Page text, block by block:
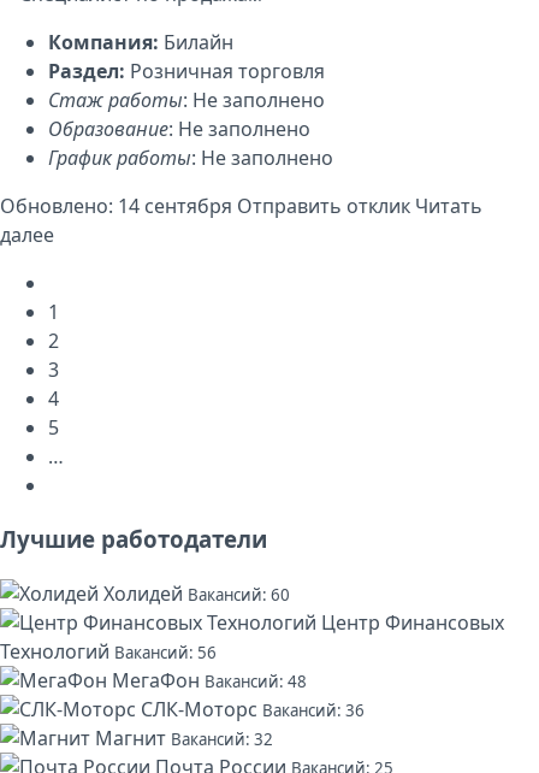
Компания: Билайн
Раздел: Розничная торговля
Стаж работы: Не заполнено
Образование: Не заполнено
График работы: Не заполнено
Обновлено: 14 сентября Отправить отклик Читать
далее
1
2
3
4
5
…
Лучшие работодатели
Холидей Вакансий: 60
Центр Финансовых
Технологий Вакансий: 56
МегаФон Вакансий: 48
СЛК-Моторс Вакансий: 36
Магнит Вакансий: 32
Почта России Вакансий: 25